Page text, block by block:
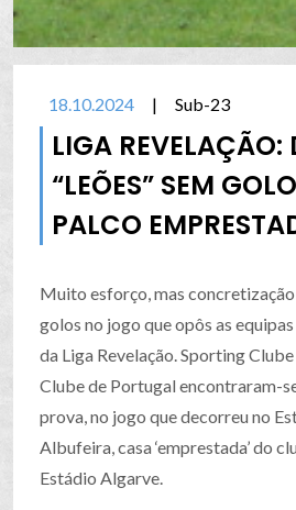
18.10.2024 | Sub-23
LIGA REVELAÇÃO:
“LEÕES” SEM
PALCO
Muito esforço, mas
golos no jogo que opôs as
da Liga Revelação. Sporting
Clube de Portugal encontraram-
prova, no jogo que decorreu no
Albufeira, casa ‘emprestada’ do
Estádio Algarve.